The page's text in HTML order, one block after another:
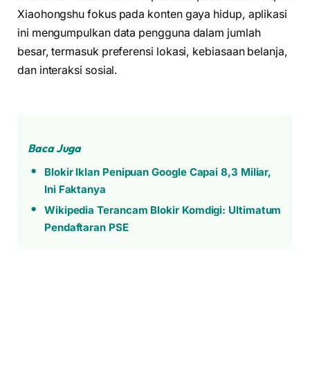
Xiaohongshu fokus pada konten gaya hidup, aplikasi
ini mengumpulkan data pengguna dalam jumlah
besar, termasuk preferensi lokasi, kebiasaan belanja,
dan interaksi sosial.
Baca Juga
Blokir Iklan Penipuan Google Capai 8,3 Miliar,
Ini Faktanya
Wikipedia Terancam Blokir Komdigi: Ultimatum
Pendaftaran PSE